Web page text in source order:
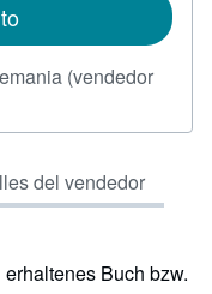
(vendedor
del vendedor
Buch bzw.